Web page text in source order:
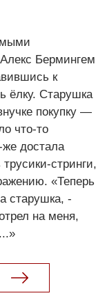
Бермингем
к
ёлку. Старушка
покупку —
что-то
достала
стринги,
«Теперь
старушка, -
на меня,